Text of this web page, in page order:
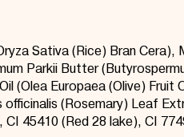
Sativa (Rice) BranCera),
Parkii Butter (
(Olea Europaea (Olive) Fruit
officinalis (Rosemary) Leaf
45410 (Red 28 lake), CI